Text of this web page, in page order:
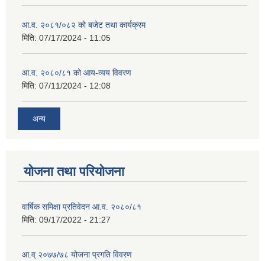
आ.व. २०८१/०८२ को बजेट तथा कार्यक्रम
मिति: 07/17/2024 - 11:05
आ.व. २०८०/८१ को आय-व्यय विवरण
मिति: 07/11/2024 - 12:08
अन्य
योजना तथा परियोजना
वार्षिक समिक्षा प्रतिवेदन आ.व. २०८०/८१
मिति: 09/17/2022 - 21:27
आ.व् २०७७/७८ योजना प्रगति विवरण